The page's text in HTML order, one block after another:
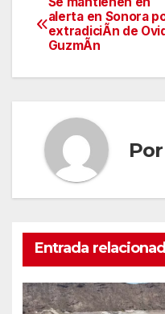
de
entradas
alerta en Sonora
extradiciÃn de
GuzmÃn
Por
Entrada